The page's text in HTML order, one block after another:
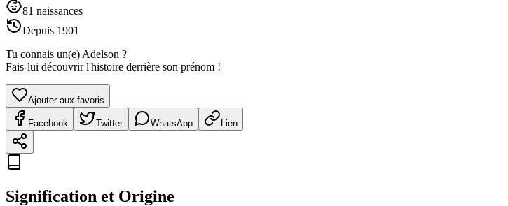
81 naissances
Depuis 1901
Tu connais un(e) Adelson ?
Fais-lui découvrir l'histoire derrière son prénom !
Ajouter aux favoris
Facebook Twitter WhatsApp Lien
Signification et Origine